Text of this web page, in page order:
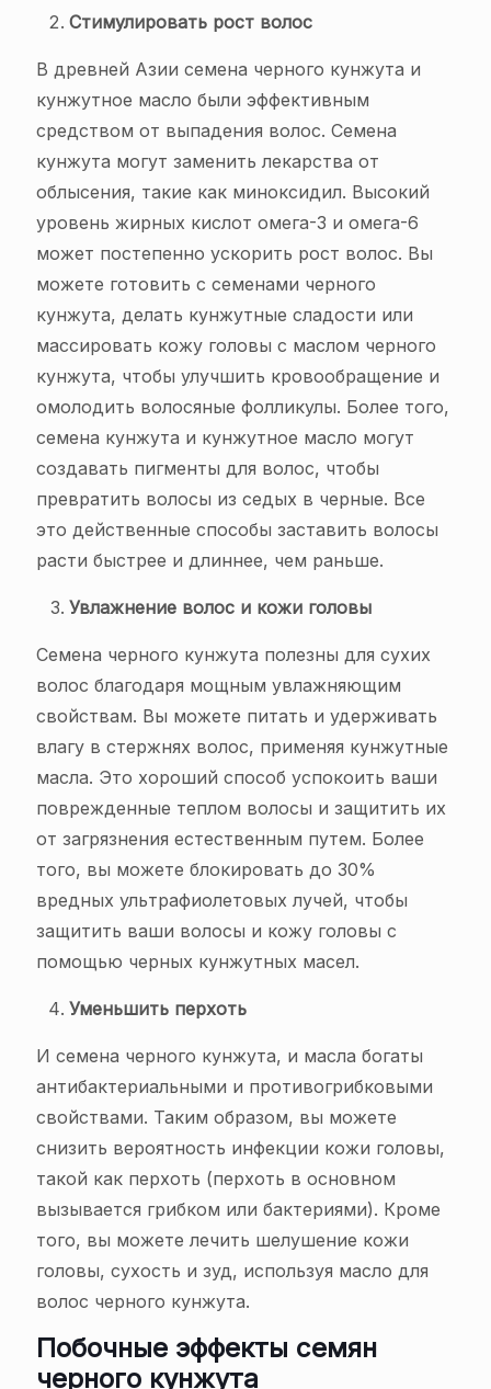
Стимулировать рост волос
В древней Азии семена черного кунжута и
кунжутное масло были эффективным
средством от выпадения волос. Семена
кунжута могут заменить лекарства от
облысения, такие как миноксидил. Высокий
уровень жирных кислот омега-3 и омега-6
может постепенно ускорить рост волос. Вы
можете готовить с семенами черного
кунжута, делать кунжутные сладости или
массировать кожу головы с маслом черного
кунжута, чтобы улучшить кровообращение и
омолодить волосяные фолликулы. Более того,
семена кунжута и кунжутное масло могут
создавать пигменты для волос, чтобы
превратить волосы из седых в черные. Все
это действенные способы заставить волосы
расти быстрее и длиннее, чем раньше.
Увлажнение волос и кожи головы
Семена черного кунжута полезны для сухих
волос благодаря мощным увлажняющим
свойствам. Вы можете питать и удерживать
влагу в стержнях волос, применяя кунжутные
масла. Это хороший способ успокоить ваши
поврежденные теплом волосы и защитить их
от загрязнения естественным путем. Более
того, вы можете блокировать до 30%
вредных ультрафиолетовых лучей, чтобы
защитить ваши волосы и кожу головы с
помощью черных кунжутных масел.
Уменьшить перхоть
И семена черного кунжута, и масла богаты
антибактериальными и противогрибковыми
свойствами. Таким образом, вы можете
снизить вероятность инфекции кожи головы,
такой как перхоть (перхоть в основном
вызывается грибком или бактериями). Кроме
того, вы можете лечить шелушение кожи
головы, сухость и зуд, используя масло для
волос черного кунжута.
Побочные эффекты семян
черного кунжута